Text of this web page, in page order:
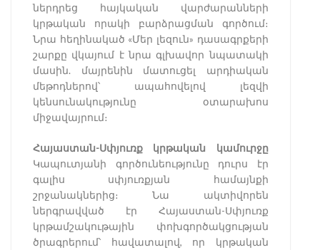
ներդրեց հայկական վարժարանների
կրթական որակի բարձրացման գործում։
Նրա հեղինակած «Մեր լեզուն» դասագրքերի
շարքը վկայում է նրա գլխավոր նպատակի
մասին. մայրենին մատուցել արդիական
մեթոդներով՝ ապահովելով լեզվի
կենսունակությունը օտարախոս
միջավայրում։
Հայաստան-Սփյուռք կրթական կամուրջը
Կապուտյանի գործունեությունը դուրս էր
գալիս սփյուռքյան համայնքի
շրջանակներից։ Նա ակտիվորեն
ներգրավված էր Հայաստան-Սփյուռք
կրթամշակութային փոխգործակցության
ծրագրերում՝ հավատալով, որ կրթական